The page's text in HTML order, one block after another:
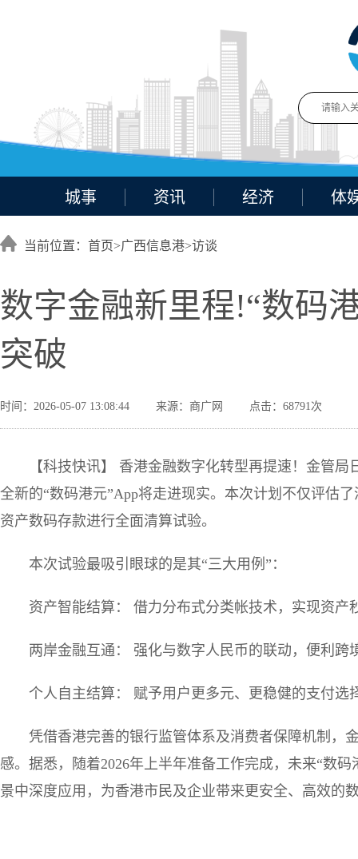
城事 资讯 经济 体
当前位置：首页>广西信息港>访谈
数字金融新里程!“数码
突破
时间：2026-05-07 13:08:44 来源：商广网 点击：68791次
【科技快讯】 香港金融数字化转型再提速！金管
全新的“数码港元”App将走进现实。本次计划不仅评估
资产数码存款进行全面清算试验。
本次试验最吸引眼球的是其“三大用例”：
资产智能结算： 借力分布式分类帐技术，实现资产
两岸金融互通： 强化与数字人民币的联动，便利跨
个人自主结算： 赋予用户更多元、更稳健的支付选
凭借香港完善的银行监管体系及消费者保障机制，
感。据悉，随着2026年上半年准备工作完成，未来“数
景中深度应用，为香港市民及企业带来更安全、高效的